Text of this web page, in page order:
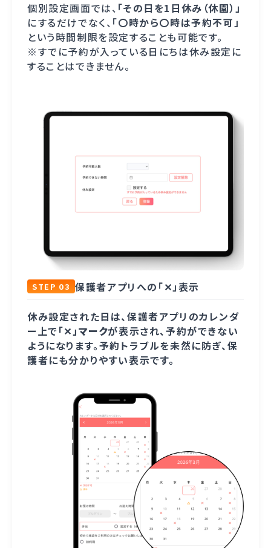
個別設定画面では、 「その日を1日休み（休園）」
にするだけでなく、 「〇時から〇時は予約不可」
という時間制限を設定することも可能です。
※すでに予約が入っている日にちは休み設定に
することはできません。
STEP 03 保護者アプリへの「✕」表示
休み設定された日は、保護者アプリのカレンダ
ー上で 「✕」マークが表示され、予約ができない
ようになります。予約トラブルを未然に防ぎ、保
護者にも分かりやすい表示です。